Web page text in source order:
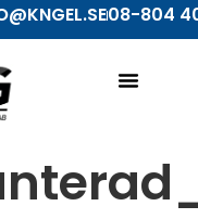
08-804